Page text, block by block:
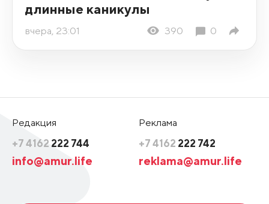
длинные каникулы
вчера, 23:01 390 0
Редакция
+7 4162 222 744
info@amur.life
Реклама
+7 4162 222 742
reklama@amur.life